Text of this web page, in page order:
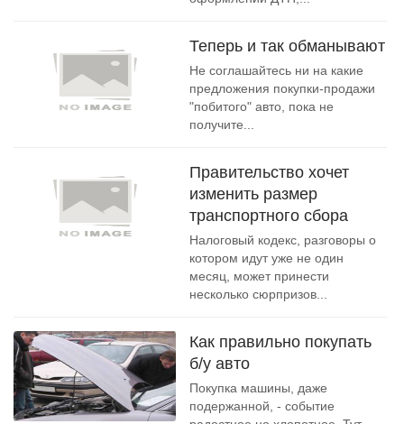
Теперь и так обманывают
Не соглашайтесь ни на какие
предложения покупки-продажи
"побитого" авто, пока не
получите...
Правительство хочет
изменить размер
транспортного сбора
Налоговый кодекс, разговоры о
котором идут уже не один
месяц, может принести
несколько сюрпризов...
Как правильно покупать
б/у авто
Покупка машины, даже
подержанной, - событие